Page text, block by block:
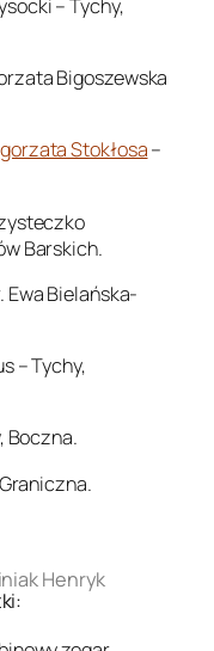
– Tychy,
Bigoszewska
Stokłosa–
Barskich.
Bielańska-
– Tychy,
Boczna.
Henryk